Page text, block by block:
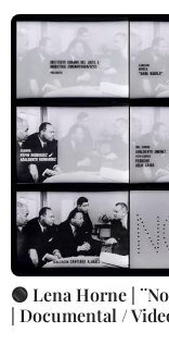
🟢 Lena Horne |
| Documental /